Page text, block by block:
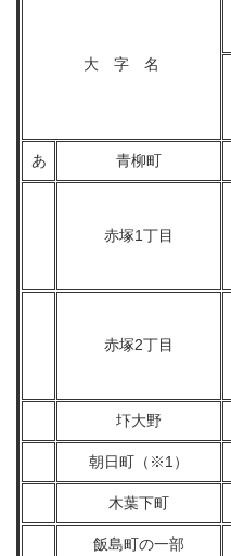
大 字 名
あ 青柳町
赤塚1丁目
赤塚2丁目
圷大野
朝日町（※1）
木葉下町
飯島町の一部